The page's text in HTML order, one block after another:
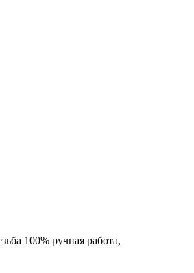
100% ручная работа,